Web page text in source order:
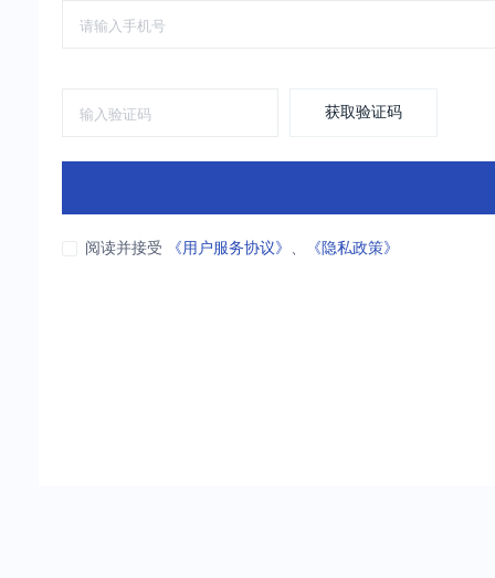
获取验证码
阅读并接受 《用户服务协议》 、 《隐私政策》